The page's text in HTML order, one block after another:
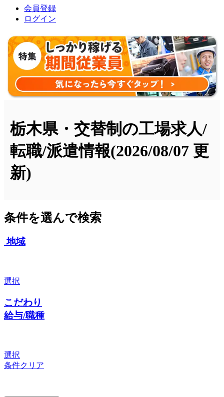
会員登録
ログイン
栃木県・交替制の工場求人/
転職/派遣情報(2026/08/07 更
新)
条件を選んで検索
地域
選択
こだわり
給与/職種
選択
条件クリア